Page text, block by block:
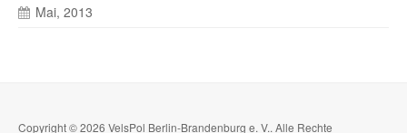
Mai, 2013
Copyright © 2026 VelsPol Berlin-Brandenburg e. V.. Alle Rechte